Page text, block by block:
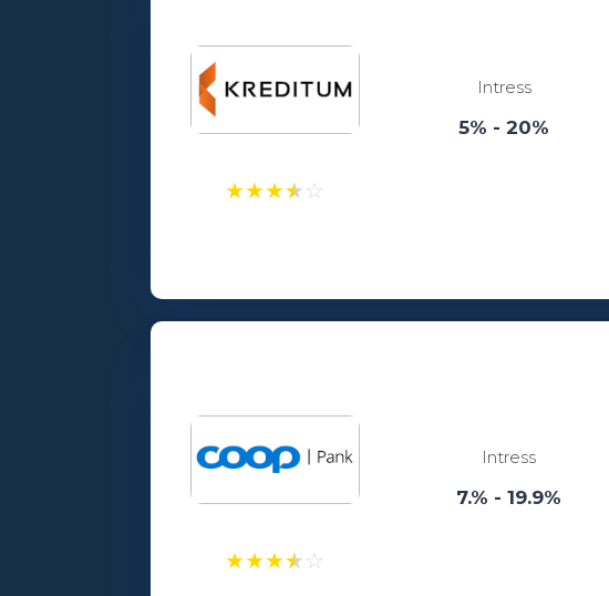
18
★★★★☆
Intress
5% - 20%
18
★★★★☆
Intress
7.% - 19.9%